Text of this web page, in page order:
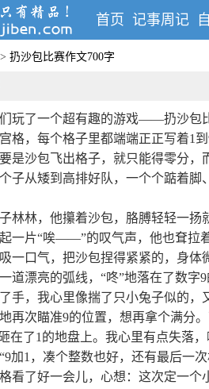
首页 记事周记
> 扔沙包比赛作文700字
玩了一个超有趣的游戏——扔沙包
格，每个格子里都端端正正写着1
是沙包飞出格子，就只能得零分，
子从矮到高排好队，一个个踮着
林林，他攥着沙包，胳膊轻轻一扬
一片“唉——”的叹气声，他也耷拉
一口气，把沙包捏得紧紧的，身体
道漂亮的弧线，“咚”地落在了数字
手，我心里像揣了只小兔子似的，
再次瞄准9的位置，想再拿个满分
在了1的地盘上。我心里有点失落
加1，凑个整数也好，还有最后一
看了好一会儿，心想：这次定一个